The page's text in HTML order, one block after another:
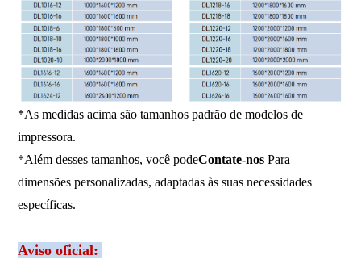
*As medidas acima são tamanhos padrão de modelos de
impressora.
*Além desses tamanhos, você podeContate-nos Para
dimensões personalizadas, adaptadas às suas necessidades
específicas.
Aviso oficial: